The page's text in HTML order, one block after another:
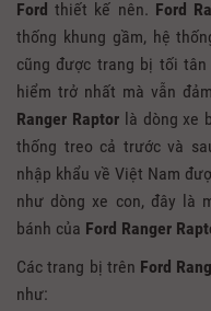
Ford thiết kế nên. Ford
thống khung gầm, hệ
cũng được trang bị tối
hiểm trở nhất mà vẫn
Ranger Raptorlà dòng xe
thống treo cả trước và
nhập khẩu về Việt Nam
như dòng xe con, đây là
bánh của Ford Ranger
Các trang bị trên Ford
như: